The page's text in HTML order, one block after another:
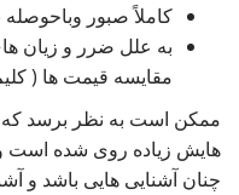
کاملاً صبور وباحوصله
به علل ضرر و زیان های
مقایسه قیمت ها (
ممکن است به نظر برسد
هایش زیاده روی شده است
چنان آشنایی هایی باشد و